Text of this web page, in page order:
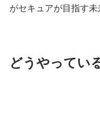
がセキュアが目指す未
どうやってい